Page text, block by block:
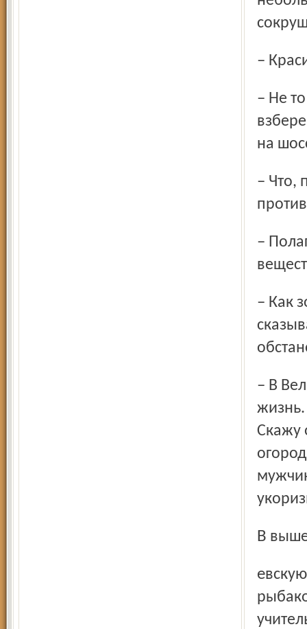
–
– Не то слово! Когда-то она была много выше: бывало,
на
– Что, по-вашему, зарывали в землю люди в
– Полагаю, что военные захоронили какие-то химические
– Как зоотехнику вопрос: на здоровье животных
– В Великом провел, можно сказать, всю сознательную
жизнь.
Скажу
В
евскую девятилетку мы приехали вместе с заядлым